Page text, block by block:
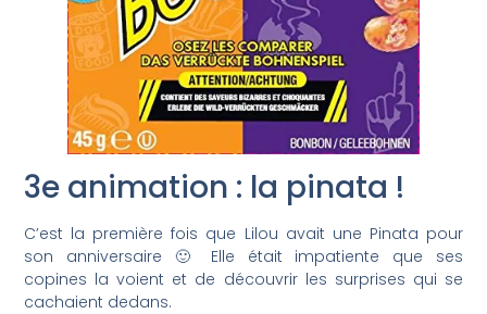
3e animation : la pinata !
C’est la première fois que Lilou avait une Pinata pour
son anniversaire 🙂 Elle était impatiente que ses
copines la voient et de découvrir les surprises qui se
cachaient dedans.